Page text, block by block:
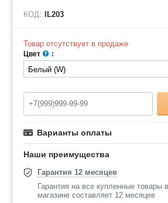
КОД: IL203
Товар отсутствует в продаже
Цвет :
Варианты оплаты
Наши преимущества
Гарантия 12 месяцев
Гарантия на все купленные товары
магазине составляет 12 месяцев